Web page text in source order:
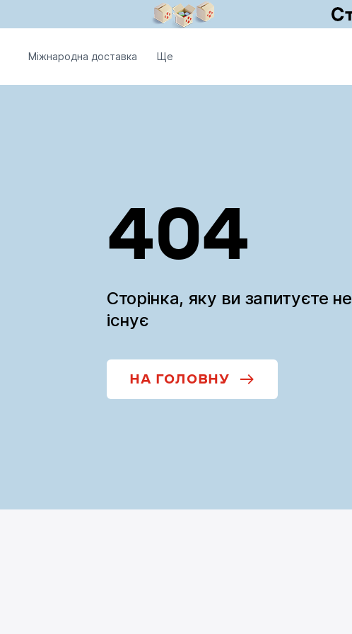
Міжнародна доставка Ще
404
Сторінка, яку ви запитуєте не
існує
НА ГОЛОВНУ